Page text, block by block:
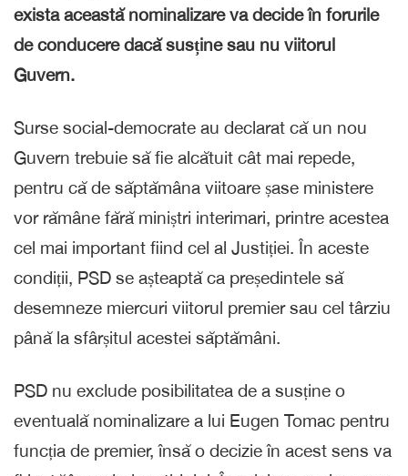
exista această nominalizare va decide în forurile
de conducere dacă susține sau nu viitorul
Guvern.
Surse social-democrate au declarat că un nou
Guvern trebuie să fie alcătuit cât mai repede,
pentru că de săptămâna viitoare șase ministere
vor rămâne fără miniștri interimari, printre acestea
cel mai important fiind cel al Justiției. În aceste
condiții, PSD se așteaptă ca președintele să
desemneze miercuri viitorul premier sau cel târziu
până la sfârșitul acestei săptămâni.
PSD nu exclude posibilitatea de a susține o
eventuală nominalizare a lui Eugen Tomac pentru
funcția de premier, însă o decizie în acest sens va